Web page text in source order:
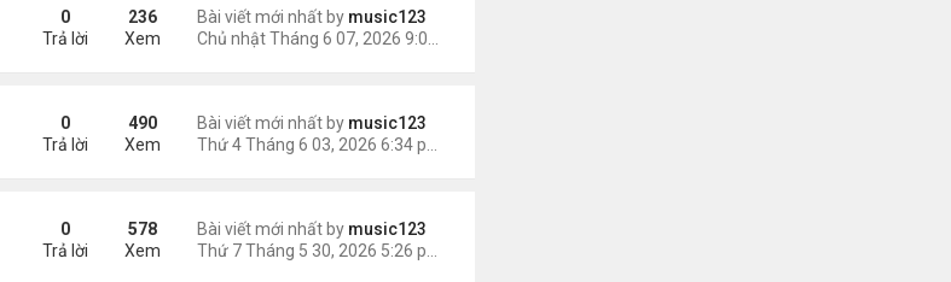
Bài viết mới nhất by music123
0
Trả lời
236
Xem
Bài viết mới nhất by music123
0
Trả lời
490
Xem
Bài viết mới nhất by music123
0
Trả lời
578
Xem